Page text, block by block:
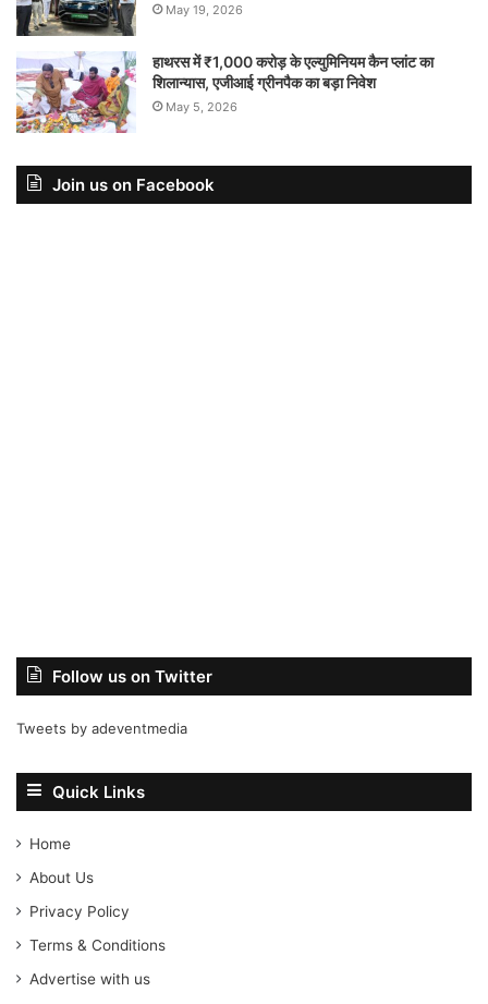
May 19, 2026
हाथरस में ₹1,000 करोड़ के एल्युमिनियम कैन प्लांट का
शिलान्यास, एजीआई ग्रीनपैक का बड़ा निवेश
May 5, 2026
Join us on Facebook
Follow us on Twitter
Tweets by adeventmedia
Quick Links
Home
About Us
Privacy Policy
Terms & Conditions
Advertise with us